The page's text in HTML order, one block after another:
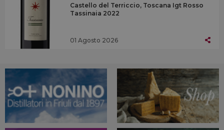
Castello del Terriccio, Toscana Igt Rosso
Tassinaia 2022
01 Agosto 2026